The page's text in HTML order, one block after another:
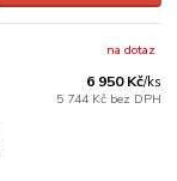
6 950 Kč/ks
5 744 Kč bez DPH
na dotaz